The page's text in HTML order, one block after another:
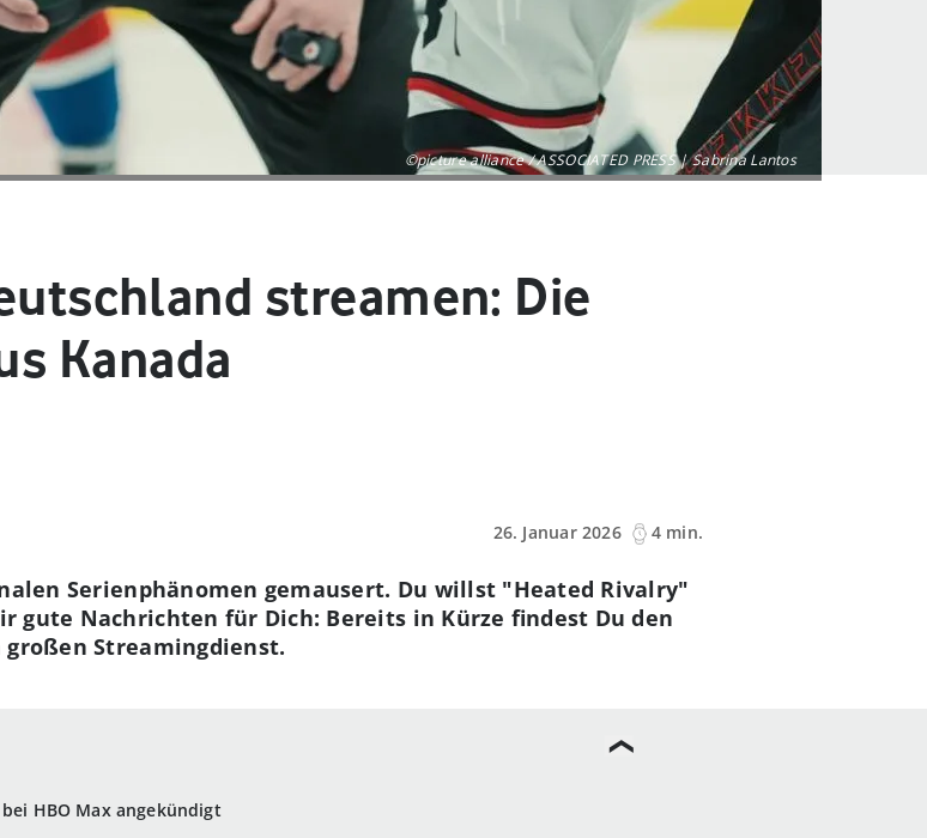
©picture alliance / ASSOCIATED PRESS | Sabrina Lantos
streamen: Die
Kanada
26. Januar 2026
4 min.
HBO Max angekündigt
Serienphänomen gemausert. Du willst "Heated Rivalry"
gute Nachrichten für Dich: Bereits in Kürze findest Du den
Streamingdienst.